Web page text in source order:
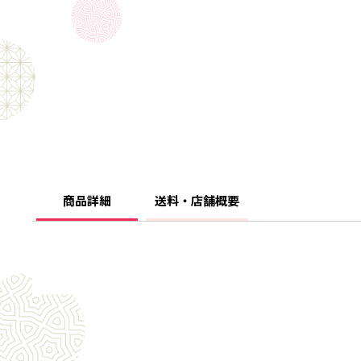
商品詳細 送料・店舗概要